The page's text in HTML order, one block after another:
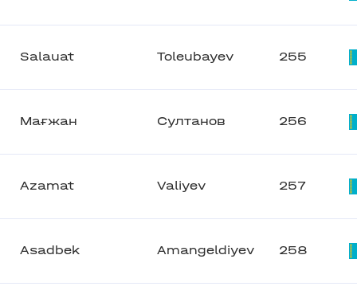
Salauat Toleubayev 255
Мағжан Султанов 256
Azamat Valiyev 257
Asadbek Amangeldiyev 258